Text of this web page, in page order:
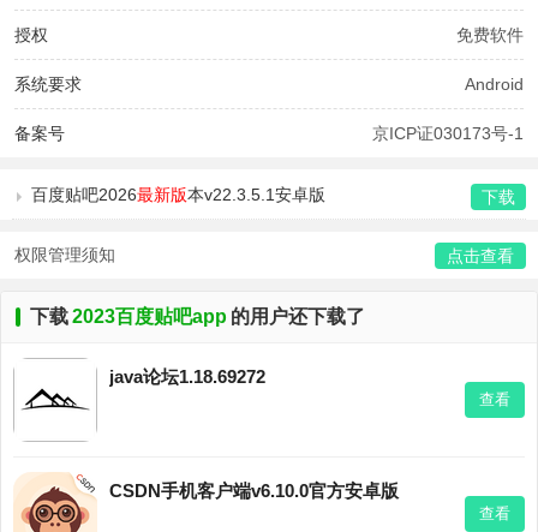
授权 免费软件
系统要求 Android
备案号 京ICP证030173号-1
百度贴吧2026最新版本v22.3.5.1安卓版 下载
权限管理须知 点击查看
下载2023百度贴吧app 的用户还下载了
java论坛1.18.69272
查看
CSDN手机客户端v6.10.0官方安卓版
查看